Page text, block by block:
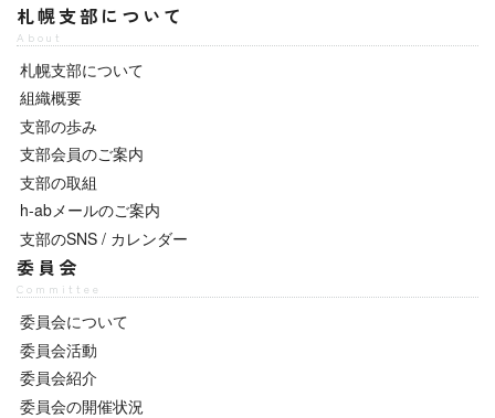
札幌支部について
About
札幌支部について
組織概要
支部の歩み
支部会員のご案内
支部の取組
h-abメールのご案内
支部のSNS / カレンダー
委員会
Committee
委員会について
委員会活動
委員会紹介
委員会の開催状況